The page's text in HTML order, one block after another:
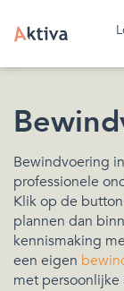
Bewindvoering
professionele
Klik op de
plannen dan
kennismaking
een eigen
met persoonlijke